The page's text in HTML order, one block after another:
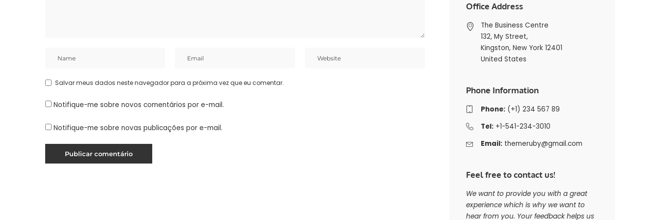
Salvar meus dados neste navegador para a próxima vez que eu comentar.
Notifique-me sobre novos comentários por e-mail.
Notifique-me sobre novas publicações por e-mail.
Office Address
The Business Centre
132, My Street,
Kingston, New York 12401
United States
Phone Information
Phone:(+1) 234 567 89
Tel:+1-541-234-3010
Email: themeruby@gmail.com
Feel free to contact us!
We want to provide you with a great
experience which is why we want to
hear from you. Your feedback helps us